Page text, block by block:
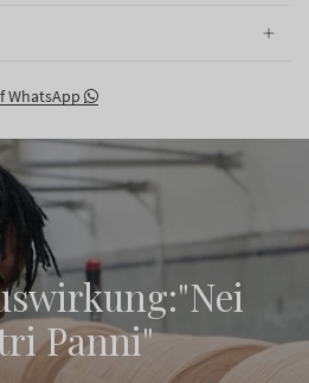
WhatsApp
Panni"